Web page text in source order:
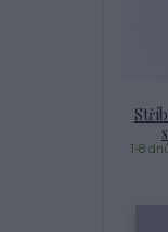
1-8